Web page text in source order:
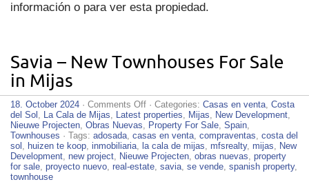
información o para ver esta propiedad.
Savia – New Townhouses For Sale
in Mijas
18. October 2024 · Comments Offon
Savia
–
New
Townhouses
For
Sale
· Categories: Casas en venta, Costa
del Sol , La Cala de Mijas, Latest properties, Mijas, New Development,
Nieuwe Projecten, Obras Nuevas, Property For Sale, Spain,
Townhouses · Tags: adosada, casas en venta, compraventas, costa del
sol , huizen te koop, inmobiliaria, la cala de mijas, mfsrealty, mijas, New
Development, new project, Nieuwe Projecten, obras nuevas, property
for sale, proyecto nuevo, real-estate, savia, se vende, spanish property,
townhouse